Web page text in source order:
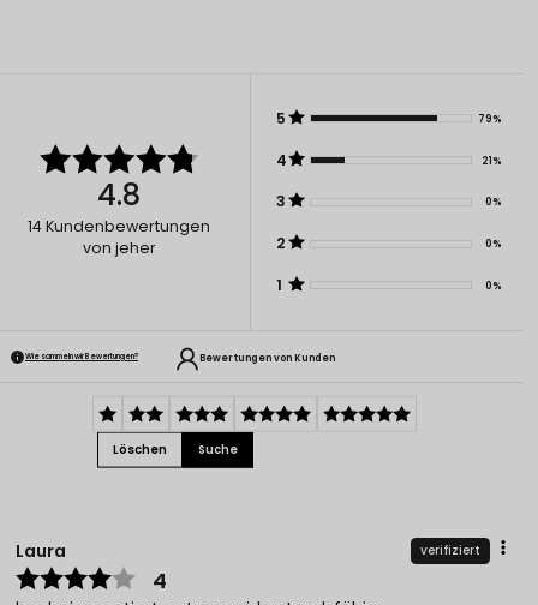
4.8
14Kundenbewertungen
von jeher
5 79%
4 21%
3 0%
2 0%
1 0%
Wie sammeln wir Bewertungen? Bewertungen von Kunden
Löschen Suche
Laura verifiziert
4